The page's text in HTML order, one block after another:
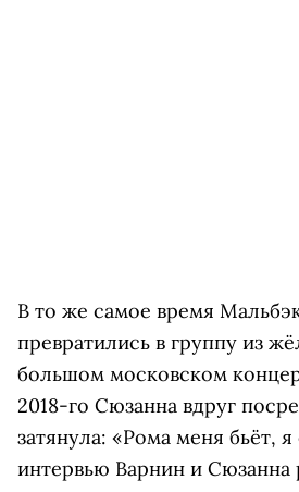
В то же самое время
превратились в группу из
большом московском
2018-го Сюзанна вдруг
затянула: «Рома меня бьёт,
интервью Варнин и Сюзанна